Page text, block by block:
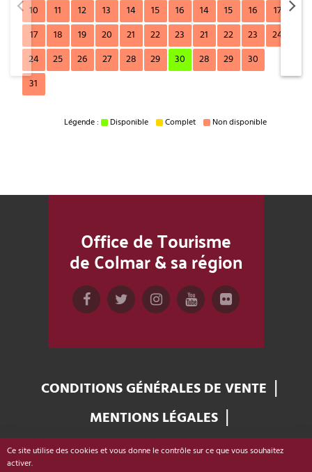
10
11 12 13 14 15
16
17
18 19 20 21 22
23
24
25 26 27 28 29
30
31
14
15 16 17
21
22 23 24
28
29 30
Légende : Disponible Complet Non disponible
Office de Tourisme de Colmar & sa région
Office de Tourisme
de Colmar & sa région
CONDITIONS GÉNÉRALES DE VENTE
MENTIONS LÉGALES
GESTION DES COOKIES
Ce site utilise des cookies et vous donne le contrôle sur ce que vous souhaitez
activer.